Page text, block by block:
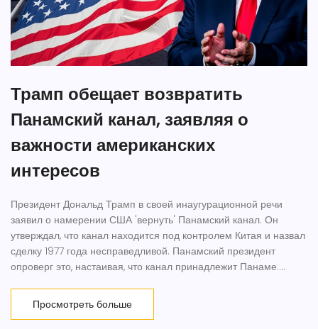
Трамп обещает возвратить
Панамский канал, заявляя о
важности американских
интересов
Президент Дональд Трамп в своей инаугурационной речи
заявил о намерении США 'вернуть' Панамский канал. Он
утверждал, что канал находится под контролем Китая и назвал
сделку 1977 года несправедливой. Панамский президент
опроверг это, настаивая, что канал принадлежит Панаме.
изменениях в внешнеполитическом курсе США.
Просмотреть больше